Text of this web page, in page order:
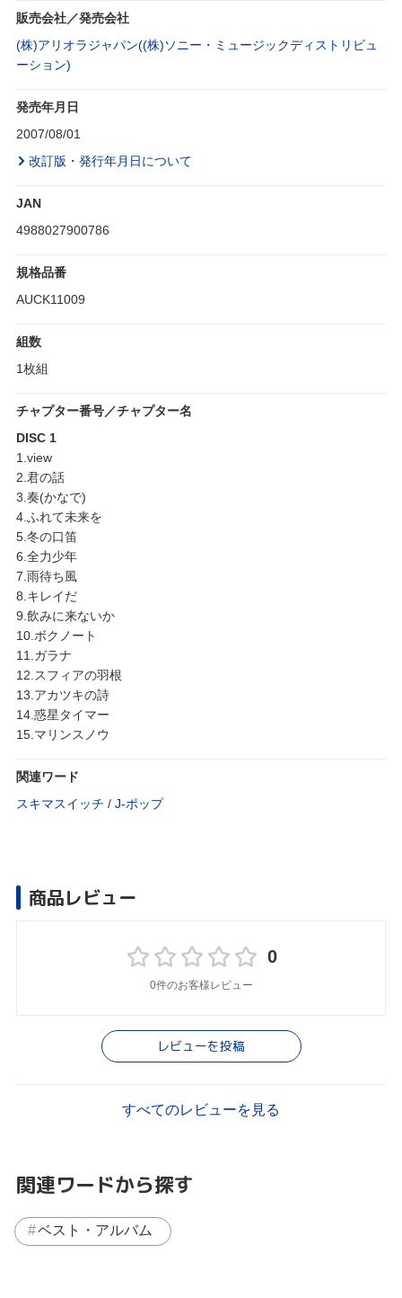
販売会社／発売会社
(株)アリオラジャパン((株)ソニー・ミュージックディストリビュ
ーション)
発売年月日
2007/08/01
改訂版・発行年月日について
JAN
4988027900786
規格品番
AUCK11009
組数
1枚組
チャプター番号／チャプター名
DISC 1
1.view
2.君の話
3.奏(かなで)
4.ふれて未来を
5.冬の口笛
6.全力少年
7.雨待ち風
8.キレイだ
9.飲みに来ないか
10.ボクノート
11.ガラナ
12.スフィアの羽根
13.アカツキの詩
14.惑星タイマー
15.マリンスノウ
関連ワード
スキマスイッチ / J‐ポップ
商品レビュー
0
0件のお客様レビュー
レビューを投稿
すべてのレビューを見る
関連ワードから探す
ベスト・アルバム